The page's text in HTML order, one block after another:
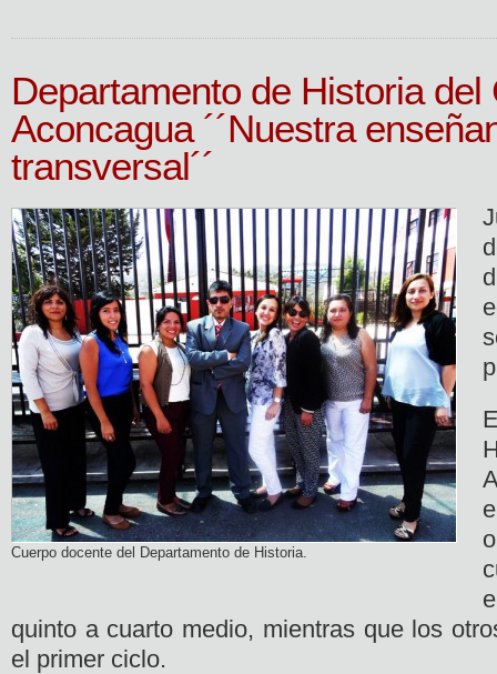
Departamento de Historia del
Aconcagua ´´Nuestra
transversal´´
Cuerpo docente del Departamento de Historia.
quinto a cuarto medio, mientras que los
el primer ciclo.